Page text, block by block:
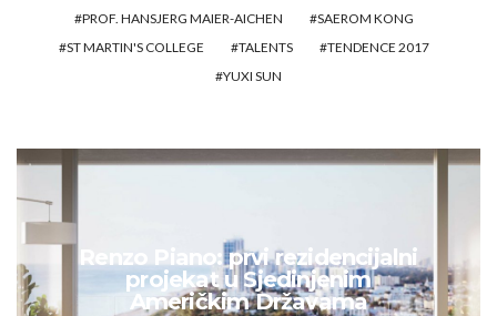
PROF. HANSJERG MAIER-AICHEN
SAEROM KONG
ST MARTIN'S COLLEGE
TALENTS
TENDENCE 2017
YUXI SUN
Renzo Piano: prvi rezidencijalni
projekat u Sjedinjenim
Američkim Državama